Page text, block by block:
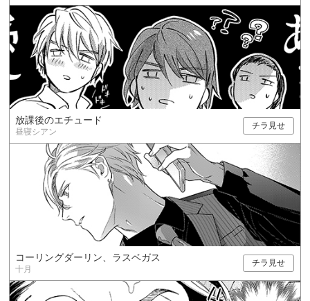
放課後のエチュード
昼寝シアン
チラ見せ
コーリングダーリン、ラスベガス
十月
チラ見せ